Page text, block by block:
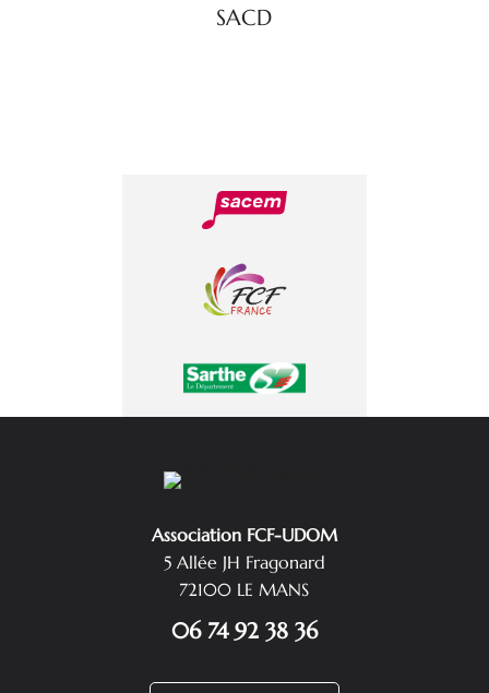
SACD
Association FCF-UDOM
5 Allée JH Fragonard
72100 LE MANS
06 74 92 38 36